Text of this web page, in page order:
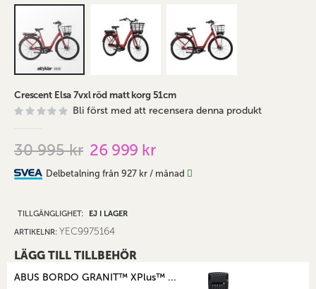
till
början
Crescent Elsa 7vxl röd matt korg 51cm
Bli först med att recensera denna produkt
30 995 kr 26 999 kr
Delbetalning från 927 kr / månad
TILLGÄNGLIGHET:
EJ I LAGER
ARTIKELNR YEC9975164
LÄGG TILL TILLBEHÖR
ABUS BORDO GRANIT™ XPlus™ ...